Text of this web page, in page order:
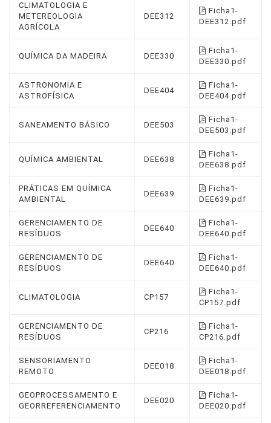
CLIMATOLOGIA E
METEREOLOGIA
AGRÍCOLA
DEE312
Ficha1-
DEE312.pdf
QUÍMICA DA MADEIRA DEE330
Ficha1-
DEE330.pdf
ASTRONOMIA E
ASTROFÍSICA
DEE404
Ficha1-
DEE404.pdf
SANEAMENTO BÁSICO DEE503
Ficha1-
DEE503.pdf
QUÍMICA AMBIENTAL DEE638
Ficha1-
DEE638.pdf
PRÁTICAS EM QUÍMICA
AMBIENTAL
DEE639
Ficha1-
DEE639.pdf
GERENCIAMENTO DE
RESÍDUOS
DEE640
Ficha1-
DEE640.pdf
GERENCIAMENTO DE
RESÍDUOS
DEE640
Ficha1-
DEE640.pdf
CLIMATOLOGIA CP157
Ficha1-
CP157.pdf
GERENCIAMENTO DE
RESÍDUOS
CP216
Ficha1-
CP216.pdf
SENSORIAMENTO
REMOTO
DEE018
Ficha1-
DEE018.pdf
GEOPROCESSAMENTO E
GEORREFERENCIAMENTO
DEE020
Ficha1-
DEE020.pdf